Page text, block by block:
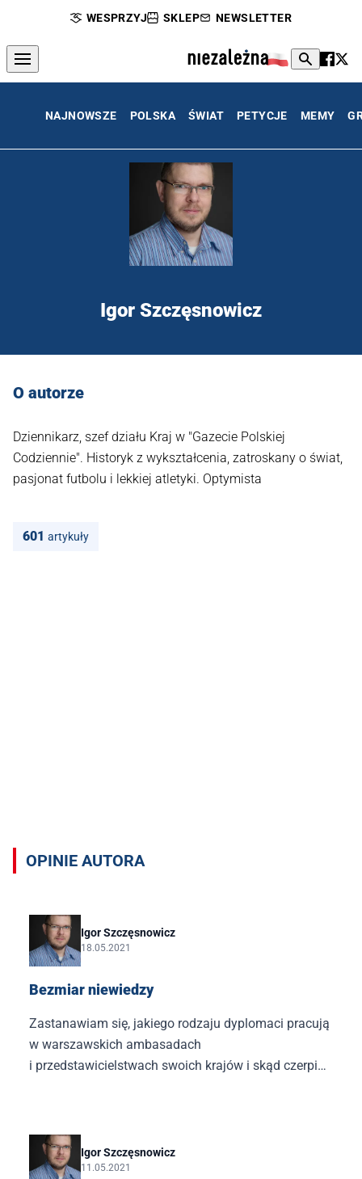
WESPRZYJ SKLEP NEWSLETTER
NAJNOWSZE POLSKA ŚWIAT PETYCJE MEMY
Igor Szczęsnowicz
O autorze
Dziennikarz, szef działu Kraj w "Gazecie Polskiej
Codziennie". Historyk z wykształcenia, zatroskany o świat,
pasjonat futbolu i lekkiej atletyki. Optymista
601 artykuły
Opinie autora Igor Szczęsnowicz
OPINIE AUTORA
Igor Szczęsnowicz
18.05.2021
Bezmiar niewiedzy
Zastanawiam się, jakiego rodzaju dyplomaci pracują
w warszawskich ambasadach
i przedstawicielstwach swoich krajów i skąd czerpią
uprzejmi wyrazić poparcie dla ideologii LGBT i osób
społeczności LGBT w Polsce.
Igor Szczęsnowicz
11.05.2021